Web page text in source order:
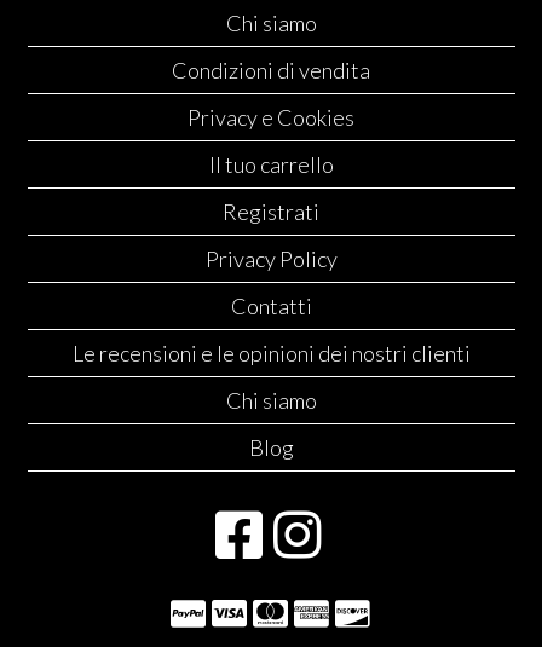
Chi siamo
Condizioni di vendita
Privacy e Cookies
Il tuo carrello
Registrati
Privacy Policy
Contatti
Le recensioni e le opinioni dei nostri clienti
Chi siamo
Blog